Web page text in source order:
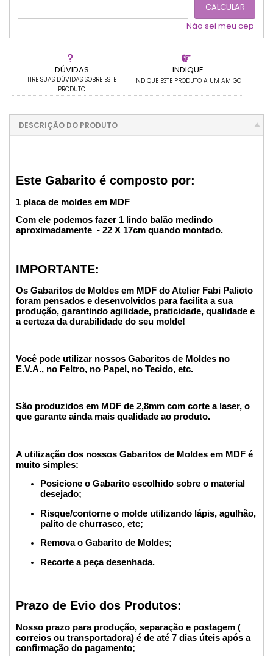
DÚVIDAS
TIRE SUAS DÚVIDAS SOBRE ESTE
PRODUTO
INDIQUE
INDIQUE ESTE PRODUTO A UM AMIGO
CALCULAR
Não sei meu cep
DESCRIÇÃO DO PRODUTO
Este Gabarito é composto por:
1 placa de moldes em MDF
Com ele podemos fazer 1 lindo balão medindo
aproximadamente - 22 X 17cm quando montado.
IMPORTANTE:
Os Gabaritos de Moldes em MDF do Atelier Fabi Palioto
foram pensados e desenvolvidos para facilita a sua
produção, garantindo agilidade, praticidade, qualidade e
a certeza da durabilidade do seu molde!
Você pode utilizar nossos Gabaritos de Moldes no
E.V.A., no Feltro, no Papel, no Tecido, etc.
São produzidos em MDF de 2,8mm com corte a laser, o
que garante ainda mais qualidade ao produto.
A utilização dos nossos Gabaritos de Moldes em MDF é
muito simples:
Posicione o Gabarito escolhido sobre o material
desejado;
Risque/contorne o molde utilizando lápis, agulhão,
palito de churrasco, etc;
Remova o Gabarito de Moldes;
Recorte a peça desenhada.
Prazo de Evio dos Produtos:
Nosso prazo para produção, separação e postagem (
correios ou transportadora) é de até 7 dias úteis após a
confirmação do pagamento;